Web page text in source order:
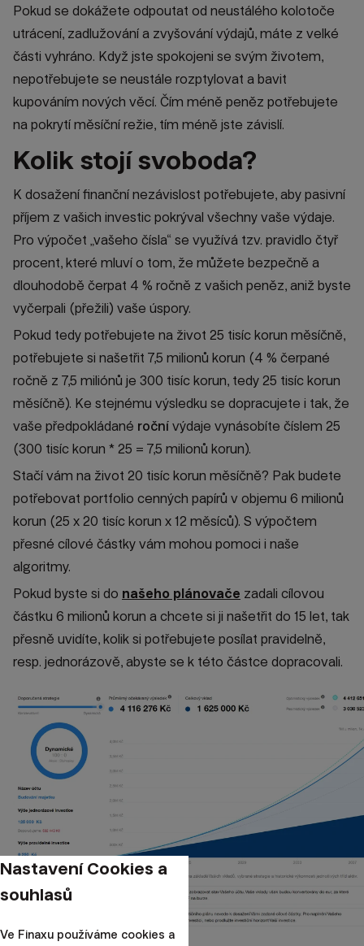
Pokud se dokážete odpoutat od neustálého kolotoče
utrácení, zadlužování a zvyšování výdajů, máte z velké
části vyhráno. Když jste spokojeni se svým životem,
nepotřebujete se neustále rozptylovat a bavit
kupováním nových věcí. Čím méně peněz potřebujete
na pokrytí měsíční režie, tím méně jste závislí.
Kolik stojí svoboda?
K dosažení finanční nezávislost potřebujete, aby pasivní
příjem z vašich investic pokrýval všechny vaše výdaje.
Pro výpočet „vašeho čísla“ se využívá tzv. pravidlo čtyř
procent, které mluví o tom, že můžete bezpečně a
dlouhodobě čerpat 4 % ročně z vašich peněz, aniž byste
vyčerpali (přežili) vaše úspory.
Pokud tedy potřebujete na život 25 tisíc korun měsíčně,
potřebujete si našetřit 7,5 milionů korun (4 % čerpané
ročně z 7,5 miliónů je 300 tisíc korun, tedy 25 tisíc korun
měsíčně). Ke stejnému výsledku se dopracujete i tak, že
vaše předpokládané roční výdaje vynásobíte číslem 25
(300 tisíc korun * 25 = 7,5 milionů korun).
Stačí vám na život 20 tisíc korun měsíčně? Pak budete
potřebovat portfolio cenných papírů v objemu 6 milionů
korun (25 x 20 tisíc korun x 12 měsíců). S výpočtem
přesné cílové částky vám mohou pomoci i naše
algoritmy.
Pokud byste si do našeho plánovače zadali cílovou
částku 6 milionů korun a chcete si ji našetřit do 15 let, tak
přesně uvidíte, kolik si potřebujete posílat pravidelně,
resp. jednorázově, abyste se k této částce dopracovali.
Nastavení Cookies a
souhlasů
Ve Finaxu používáme cookies a